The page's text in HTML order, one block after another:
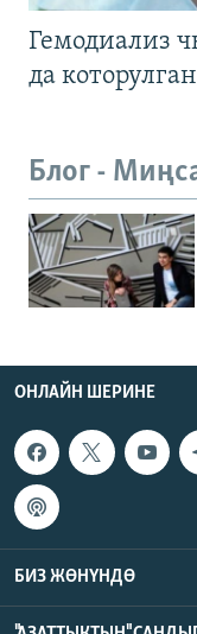
Гемодиализ
да
Блог -
ОНЛАЙН ШЕРИНЕ
БИЗ ЖӨНҮНДӨ